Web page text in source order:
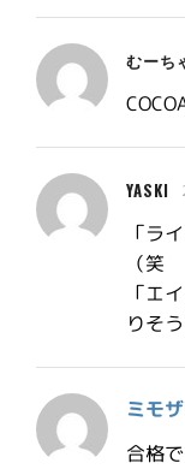
むーち
YASKI
「ラ
（笑
「エ
りそ
ミモザ
合格